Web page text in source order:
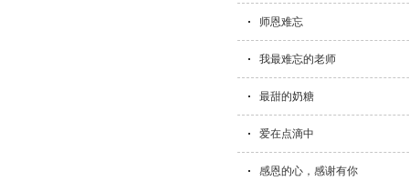
师恩难忘
我最难忘的老师
最甜的奶糖
爱在点滴中
感恩的心，感谢有你